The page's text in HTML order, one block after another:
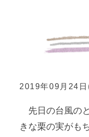
2019年09月24
先日の台風の
きな栗の実がも